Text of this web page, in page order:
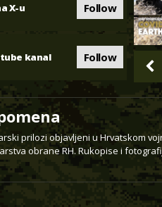
X-u Follow
kanal Follow
prilozi objavljeni u Hrvatskom
obrane RH. Rukopise i